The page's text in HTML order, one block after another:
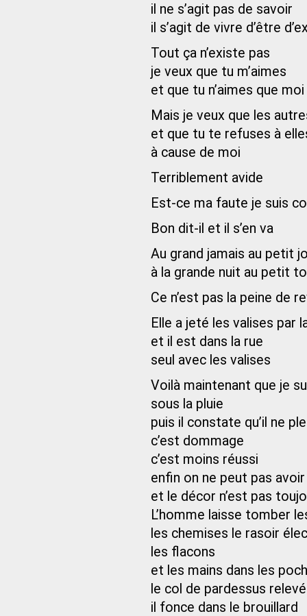
il ne s’agit pas de savoir
il s’agit de vivre d’être
Tout ça n’existe pas
je veux que tu m’aimes
et que tu n’aimes que moi
Mais je veux que les
et que tu te refuses à
à cause de moi
Terriblement avide
Est-ce ma faute je suis
Bon dit-il et il s’en va
Au grand jamais au petit
à la grande nuit au petit
Ce n’est pas la peine de
Elle a jeté les valises par
et il est dans la rue
seul avec les valises
Voilà maintenant que je
sous la pluie
puis il constate qu’il ne
c’est dommage
c’est moins réussi
enfin on ne peut pas
et le décor n’est pas
L’homme laisse tomber
les chemises le rasoir
les flacons
et les mains dans les
le col de pardessus relevé
il fonce dans le brouillard